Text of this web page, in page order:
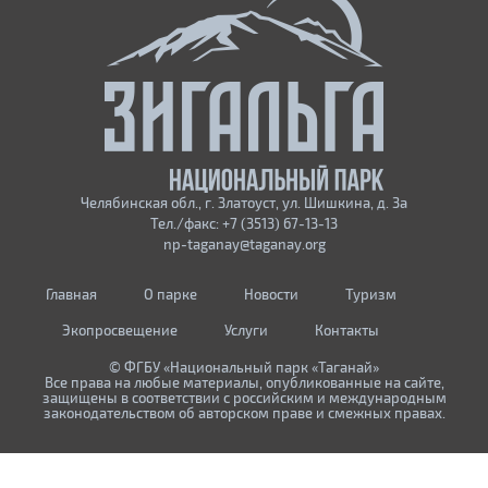
Челябинская обл., г. Златоуст, ул. Шишкина, д. 3а
Тел./факс: +7 (3513) 67-13-13
np-taganay@taganay.org
Главная О парке Новости Туризм
Экопросвещение Услуги Контакты
© ФГБУ «Национальный парк «Таганай»
Все права на любые материалы, опубликованные на сайте,
защищены в соответствии с российским и международным
законодательством об авторском праве и смежных правах.